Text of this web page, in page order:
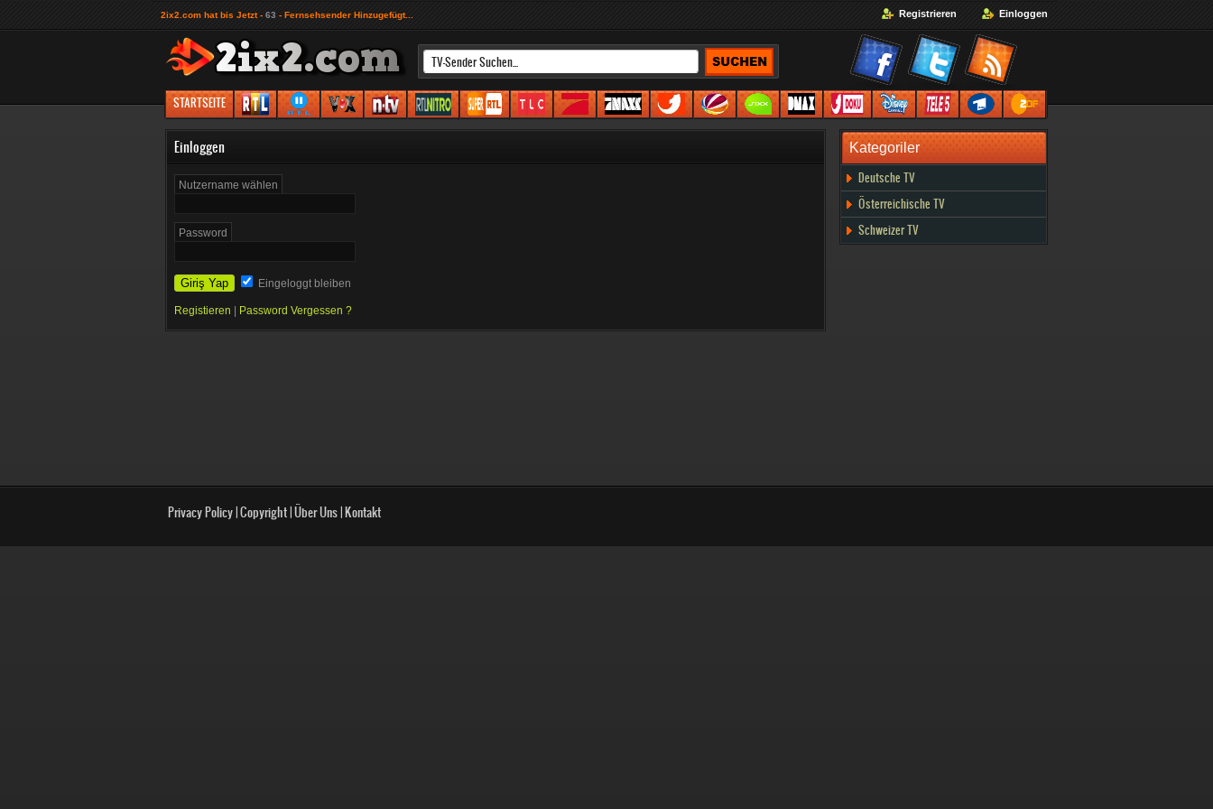
2ix2.com hat bis Jetzt - 63 - Fernsehsender Hinzugefügt... Registrieren Einloggen
STARTSEITE 1 2 3 LIVESCHAUEN
4
KALITEPRO
TV
5 6 7 8 9 10 11 HDTVDE 12 13 14 15
Einloggen
Nutzername wählen
Password
Eingeloggt bleiben
Registieren Password Vergessen ?
Kategoriler
Deutsche TV
Österreichische TV
Schweizer TV
Privacy Policy|Copyright|Über Uns|Kontakt